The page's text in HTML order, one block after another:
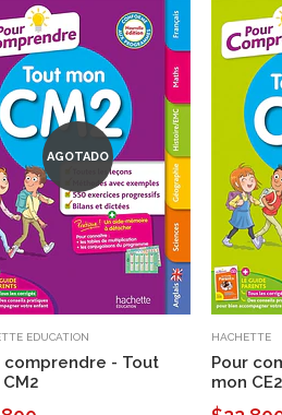
AGOTADO
EDUCATION
comprendre - Tout
HACHETTE
Pour
mon CE2